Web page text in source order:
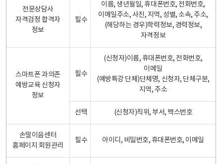
전문상담사
자격검정 합격자
정보
필수
이름, 생년월일, 휴대폰번호, 전화번호,
이메일주소, 사진, 지역, 성별, 소속, 주소,
(해당하는 경우)학력정보, 경력정보,
자격정보
스마트폰 과의존
예방교육 신청자
정보
필수
(신청자)이름, 휴대폰번호, 전화번호,
이메일
(예방특강 단체)단체명, 신청자, 단체구분,
지역, 주소
선택 (신청자)직위, 부서, 팩스번호
손말이음센터
홈페이지 회원관리
필수 아이디, 비밀번호, 휴대폰번호, 이메일